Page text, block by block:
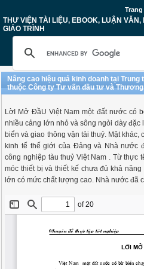
THƯ VIỆN TÀI LIỆU, EBOOK, LUẬN
GIÁO TRÌNH
Nâng cao hiệu quả kinh doanh tại
thuộc Công ty Tư vấn đầu tư và
LờI Mở ĐầU Việt Nam một đất nước có
nhiều cảng lớn nhỏ và sông ngòi dày đặc
biển và giao thông vận tải thuỷ. Mặt
kinh tế thế giới của Đảng và Nhà nước
công nghiệp tàu thuỷ Việt Nam . Từ thực
móc thiết bị và thiết kế chưa đủ khả
lớn có mức chất lượng cao. Nhà nước đã